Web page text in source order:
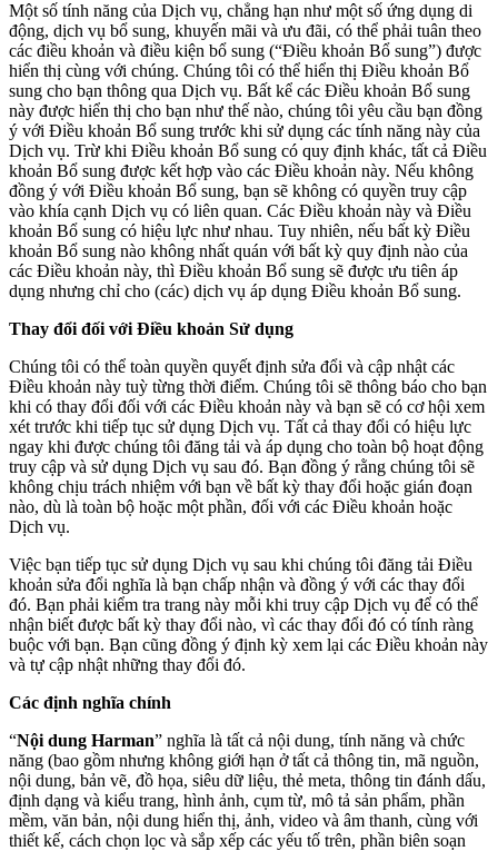
Một số tính năng của Dịch vụ, chẳng hạn như một số ứng dụng di
động, dịch vụ bổ sung, khuyến mãi và ưu đãi, có thể phải tuân theo
các điều khoản và điều kiện bổ sung (“Điều khoản Bổ sung”) được
hiển thị cùng với chúng. Chúng tôi có thể hiển thị Điều khoản Bổ
sung cho bạn thông qua Dịch vụ. Bất kể các Điều khoản Bổ sung
này được hiển thị cho bạn như thế nào, chúng tôi yêu cầu bạn đồng
ý với Điều khoản Bổ sung trước khi sử dụng các tính năng này của
Dịch vụ. Trừ khi Điều khoản Bổ sung có quy định khác, tất cả Điều
khoản Bổ sung được kết hợp vào các Điều khoản này. Nếu không
đồng ý với Điều khoản Bổ sung, bạn sẽ không có quyền truy cập
vào khía cạnh Dịch vụ có liên quan. Các Điều khoản này và Điều
khoản Bổ sung có hiệu lực như nhau. Tuy nhiên, nếu bất kỳ Điều
khoản Bổ sung nào không nhất quán với bất kỳ quy định nào của
các Điều khoản này, thì Điều khoản Bổ sung sẽ được ưu tiên áp
dụng nhưng chỉ cho (các) dịch vụ áp dụng Điều khoản Bổ sung.
Thay đổi đối với Điều khoản Sử dụng
Chúng tôi có thể toàn quyền quyết định sửa đổi và cập nhật các
Điều khoản này tuỳ từng thời điểm. Chúng tôi sẽ thông báo cho bạn
khi có thay đổi đối với các Điều khoản này và bạn sẽ có cơ hội xem
xét trước khi tiếp tục sử dụng Dịch vụ. Tất cả thay đổi có hiệu lực
ngay khi được chúng tôi đăng tải và áp dụng cho toàn bộ hoạt động
truy cập và sử dụng Dịch vụ sau đó. Bạn đồng ý rằng chúng tôi sẽ
không chịu trách nhiệm với bạn về bất kỳ thay đổi hoặc gián đoạn
nào, dù là toàn bộ hoặc một phần, đối với các Điều khoản hoặc
Dịch vụ.
Việc bạn tiếp tục sử dụng Dịch vụ sau khi chúng tôi đăng tải Điều
khoản sửa đổi nghĩa là bạn chấp nhận và đồng ý với các thay đổi
đó. Bạn phải kiểm tra trang này mỗi khi truy cập Dịch vụ để có thể
nhận biết được bất kỳ thay đổi nào, vì các thay đổi đó có tính ràng
buộc với bạn. Bạn cũng đồng ý định kỳ xem lại các Điều khoản này
và tự cập nhật những thay đổi đó.
Các định nghĩa chính
“Nội dung Harman” nghĩa là tất cả nội dung, tính năng và chức
năng (bao gồm nhưng không giới hạn ở tất cả thông tin, mã nguồn,
nội dung, bản vẽ, đồ họa, siêu dữ liệu, thẻ meta, thông tin đánh dấu,
định dạng và kiểu trang, hình ảnh, cụm từ, mô tả sản phẩm, phần
mềm, văn bản, nội dung hiển thị, ảnh, video và âm thanh, cùng với
thiết kế, cách chọn lọc và sắp xếp các yếu tố trên, phần biên soạn